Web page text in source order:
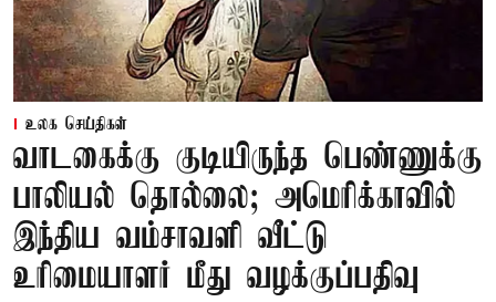
உலக செய்திகள்
வாடகைக்கு குடியிருந்த பெண்ணுக்கு
பாலியல் தொல்லை; அமெரிக்காவில்
இந்திய வம்சாவளி வீட்டு
உரிமையாளர் மீது வழக்குப்பதிவு